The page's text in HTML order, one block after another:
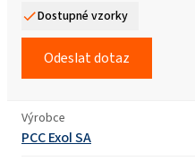
Dostupné vzorky
Odeslat dotaz
Výrobce
PCC Exol SA